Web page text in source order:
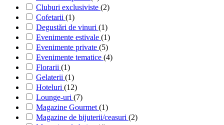
Cluburi exclusiviste (2)
Cofetarii (1)
Degustări de vinuri (1)
Evenimente estivale (1)
Evenimente private (5)
Evenimente tematice (4)
Florarii (1)
Gelaterii (1)
Hoteluri (12)
Lounge-uri (7)
Magazine Gourmet (1)
Magazine de bijuterii/ceasuri (2)